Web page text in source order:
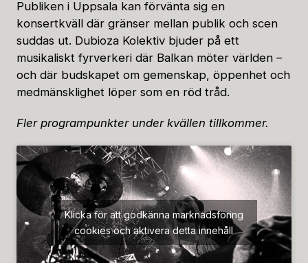
Publiken i Uppsala kan förvänta sig en
konsertkväll där gränser mellan publik och scen
suddas ut. Dubioza Kolektiv bjuder på ett
musikaliskt fyrverkeri där Balkan möter världen –
och där budskapet om gemenskap, öppenhet och
medmänsklighet löper som en röd tråd.
Fler programpunkter under kvällen tillkommer.
Klicka för att godkänna marknadsföring
cookies och aktivera detta innehåll